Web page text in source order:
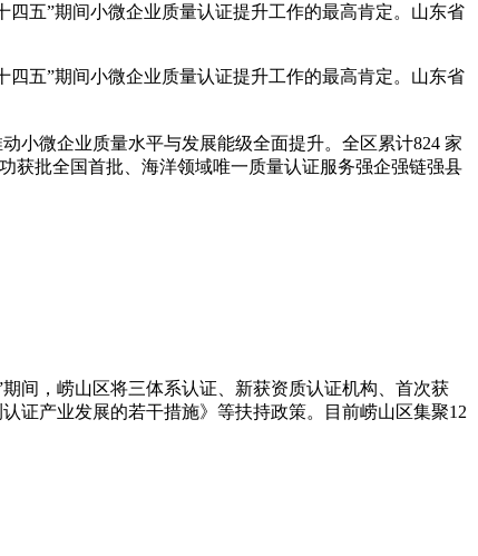
五”期间小微企业质量认证提升工作的最高肯定。山东省
五”期间小微企业质量认证提升工作的最高肯定。山东省
微企业质量水平与发展能级全面提升。全区累计824 家
获批全国首批、海洋领域唯一质量认证服务强企强链强县
间，崂山区将三体系认证、新获资质认证机构、首次获
证产业发展的若干措施》等扶持政策。目前崂山区集聚12